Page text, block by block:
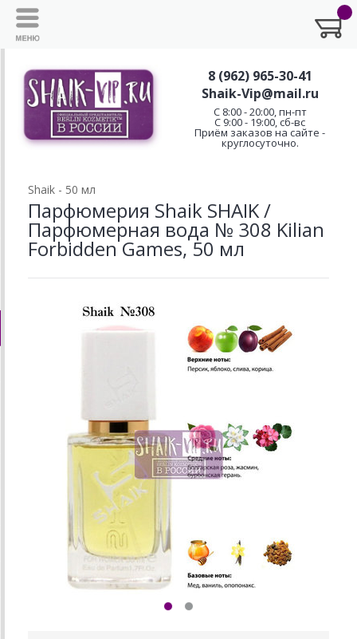
8 (962) 965-30-41
Shaik-Vip@mail.ru
C 8:00 - 20:00, пн-пт
С 9:00 - 19:00, сб-вс
Приём заказов на сайте -
круглосуточно.
Shaik - 50 мл
Парфюмерия Shaik SHAIK /
Парфюмерная вода № 308 Kilian
Forbidden Games, 50 мл